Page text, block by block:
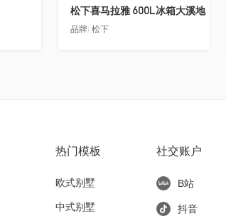
松下喜马拉雅 600L冰箱大溪地
品牌: 松下
热门模板
欧式别墅
中式别墅
社交账户
B站
抖音